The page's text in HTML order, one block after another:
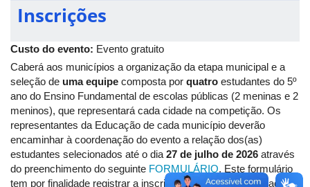
seletivo ficará inteiramente sob a responsabilidade de cada
município, devendo contemplar alunos do
composta porquatro estudantes, sendo
femininoe dois do gênero masculino. Um responsável do
município deverá fazer a inscrição da equipe e apresentar a
autorização de participação no projeto, armazenamento e uso
de imagem assinada pelo responsável de cada estudante, no
modelo foi disponibilizado, na inscrição dos(as) participantes.
A primeira fase da competição será composta por uma prova
escrita de múltipla escolha, elaborada por docentes da área de
Matemática, considerando o nível de escolaridade dos
Inscrições
Custo do evento: Evento gratuito
Caberá aos municípios a organização da etapa municipal e a
seleção de uma equipe composta por quatro estudantes do 5º
ano do Ensino Fundamental de escolas públicas (2 meninas e 2
meninos), que representará cada cidade na competição. Os
representantes da Educação de cada município deverão
encaminhar à coordenação do evento a relação dos(as)
estudantes selecionados até o dia 27 de julho de 2026 através
do preenchimento do seguinte FORMULÁRIO. Este formulário
tem por finalidade registrar a inscrição da equipe selecionada